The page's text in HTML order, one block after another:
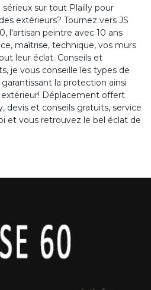
sur tout Plailly pour
extérieurs? Tournez vers JS
l'artisan peintre avec 10 ans
maîtrise, technique, vos murs
leur éclat. Conseils et
je vous conseille les types de
la protection ainsi
Déplacement offert
devis et conseils gratuits, service
et vous retrouvez le bel éclat de